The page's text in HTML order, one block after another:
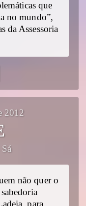
que
no mundo”,
da Assessoria
2012
não quer o
para